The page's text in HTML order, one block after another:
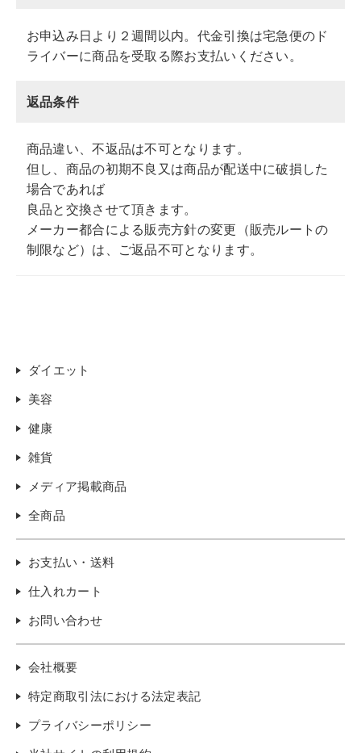
お申込み日より２週間以内。代金引換は宅急便のド
ライバーに商品を受取る際お支払いください。
返品条件
商品違い、不返品は不可となります。
但し、商品の初期不良又は商品が配送中に破損した
場合であれば
良品と交換させて頂きます。
メーカー都合による販売方針の変更（販売ルートの
制限など）は、ご返品不可となります。
ダイエット
美容
健康
雑貨
メディア掲載商品
全商品
お支払い・送料
仕入れカート
お問い合わせ
会社概要
特定商取引法における法定表記
プライバシーポリシー